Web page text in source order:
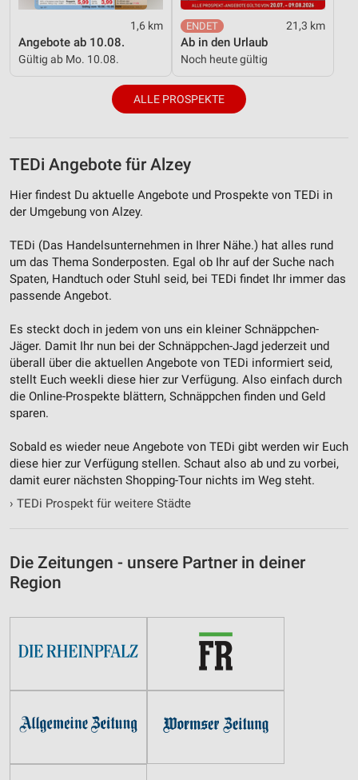
1,6 km
Angebote ab 10.08.
Gültig ab Mo. 10.08.
21,3 km
Ab in den Urlaub
Noch heute gültig
ALLE PROSPEKTE
TEDi Angebote für Alzey
Hier findest Du aktuelle Angebote und Prospekte von TEDi in
der Umgebung von Alzey.
TEDi (Das Handelsunternehmen in Ihrer Nähe.) hat alles rund
um das Thema Sonderposten. Egal ob Ihr auf der Suche nach
Spaten, Handtuch oder Stuhl seid, bei TEDi findet Ihr immer das
passende Angebot.
Es steckt doch in jedem von uns ein kleiner Schnäppchen-
Jäger. Damit Ihr nun bei der Schnäppchen-Jagd jederzeit und
überall über die aktuellen Angebote von TEDi informiert seid,
stellt Euch weekli diese hier zur Verfügung. Also einfach durch
die Online-Prospekte blättern, Schnäppchen finden und Geld
sparen.
Sobald es wieder neue Angebote von TEDi gibt werden wir Euch
diese hier zur Verfügung stellen. Schaut also ab und zu vorbei,
damit eurer nächsten Shopping-Tour nichts im Weg steht.
› TEDi Prospekt für weitere Städte
Die Zeitungen - unsere Partner in deiner
Region
Verwendung von Profilen zur Auswahl
personalisierter Inhalte
Messung der Performance von Inhalten
Kombinationen von Daten aus verschiedenen
Quellen
Entwicklung und Verbesserung der Angebote
Verwendung reduzierter Daten zur Auswahl von
Inhalten
IAB-Besonderheiten:
Verwendung genauer Standortdaten
Geräte anhand von aktiv angeforderten
Informationen identifizieren
Nicht-IAB-Verarbeitungszwecke:
Notwendig
Funktional
Werbung